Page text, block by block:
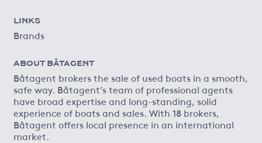
LINKS
Brands
ABOUT BÅTAGENT
Båtagent brokers the sale of used boats in a smooth,
safe way. Båtagent’s team of professional agents
have broad expertise and long-standing, solid
experience of boats and sales. With 18 brokers,
Båtagent offers local presence in an international
market.